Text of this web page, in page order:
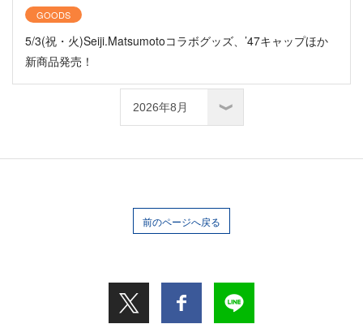
GOODS
5/3(祝・火)Seiji.Matsumotoコラボグッズ、’47キャップほか
新商品発売！
前のページへ戻る